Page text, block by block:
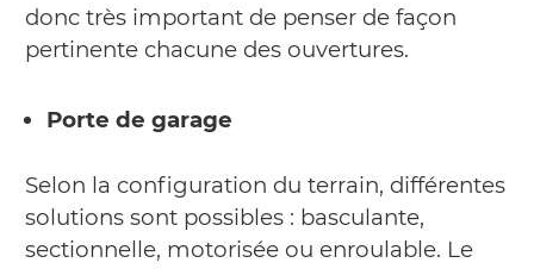
donc très important de penser de façon
pertinente chacune des ouvertures.
Porte de garage
Selon la configuration du terrain, différentes
solutions sont possibles : basculante,
sectionnelle, motorisée ou enroulable. Le